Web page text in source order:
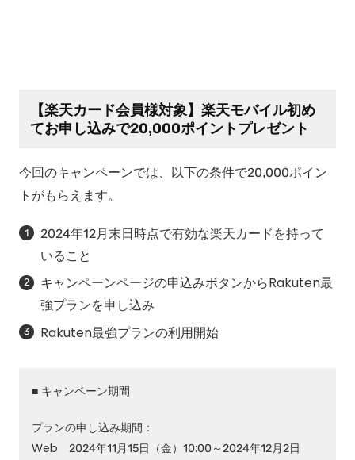
【楽天カード会員様対象】楽天モバイル初め
てお申し込みで20,000ポイントプレゼント
今回のキャンペーンでは、以下の条件で20,000ポイン
トがもらえます。
2024年12月末日時点で有効な楽天カードを持って
いること
キャンペーンページの申込みボタンからRakuten最
強プランを申し込み
Rakuten最強プランの利用開始
■ キャンペーン期間
プランの申し込み期間：
Web 2024年11月15日（金）10:00～2024年12月2日